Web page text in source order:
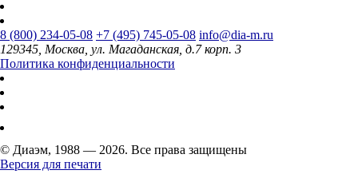
8 (800) 234-05-08 +7 (495) 745-05-08 info@dia-m.ru
129345, Москва, ул. Магаданская, д.7 корп. 3
Политика конфиденциальности
© Диаэм, 1988 — 2026. Все права защищены
Версия для печати